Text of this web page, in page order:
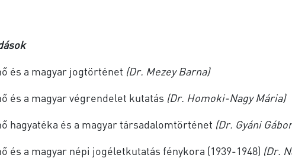
és a magyar jogtörténet (Dr. Mezey Barna)
és a magyar végrendelet kutatás (Dr. Homoki-Nagy Mária)
hagyatéka és a magyar társadalomtörténet (Dr. Gyáni
és a magyar népi jogéletkutatás fénykora (1939-1948) (Dr.